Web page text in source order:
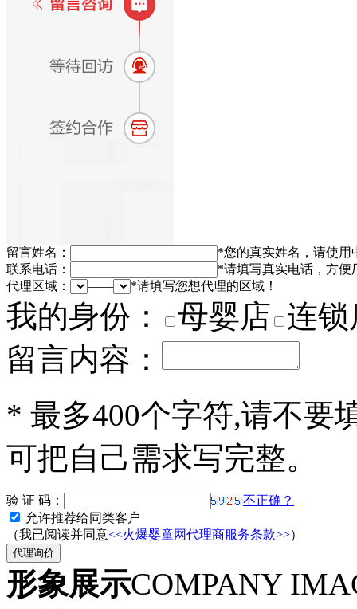
留言姓名： *您的真实姓名，请使用
联系电话：
*请填写真实电话，方便
代理区域：
—— *请填写您想代理的区域！
我的身份： 母婴店 连锁
留言内容：
* 最多400个字符,请不要
可把自己需求写完整。
验 证 码：
不正确？
允许推荐给同类客户
（我已阅读并同意<<火爆婴童网代理商服务条款>>）
形象展示COMPANY